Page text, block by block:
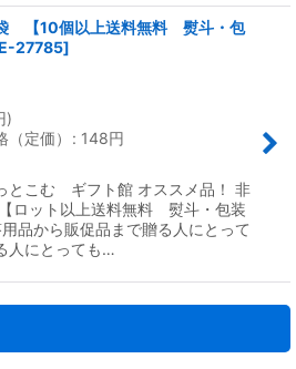
【10個以上送料無料 熨斗・包
27785]
)
定価）
: 148円
とこむ ギフト館 オススメ品！ 非
ロット以上送料無料 熨斗・包装
品から販促品まで贈る人にとって
人にとっても…